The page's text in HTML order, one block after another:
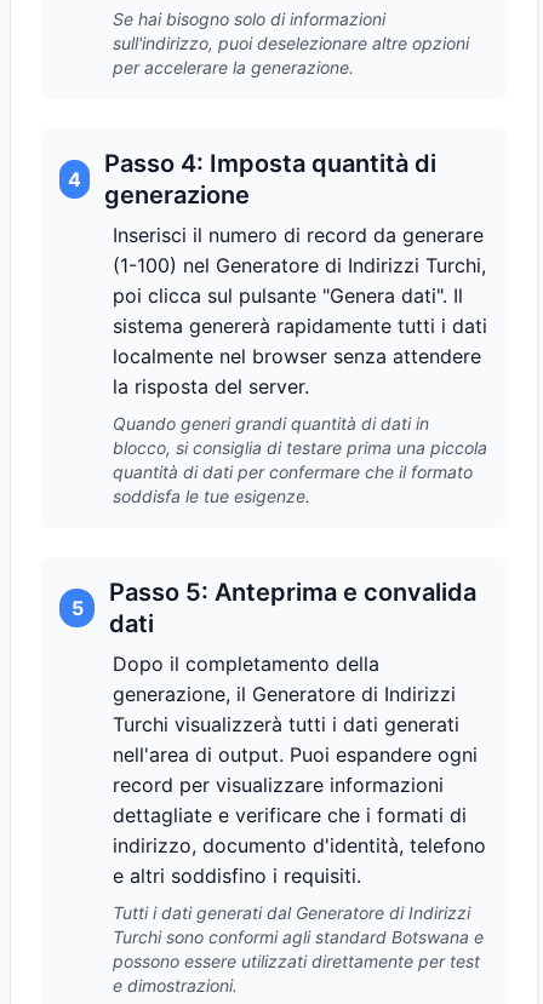
Se hai bisogno solo di informazioni
sull'indirizzo, puoi deselezionare altre opzioni
per accelerare la generazione.
4
Passo 4: Imposta quantità di
generazione
Inserisci il numero di record da generare
(1-100) nel Generatore di Indirizzi Turchi,
poi clicca sul pulsante "Genera dati". Il
sistema genererà rapidamente tutti i dati
localmente nel browser senza attendere
la risposta del server.
Quando generi grandi quantità di dati in
blocco, si consiglia di testare prima una piccola
quantità di dati per confermare che il formato
soddisfa le tue esigenze.
5
Passo 5: Anteprima e convalida
dati
Dopo il completamento della
generazione, il Generatore di Indirizzi
Turchi visualizzerà tutti i dati generati
nell'area di output. Puoi espandere ogni
record per visualizzare informazioni
dettagliate e verificare che i formati di
indirizzo, documento d'identità, telefono
e altri soddisfino i requisiti.
Tutti i dati generati dal Generatore di Indirizzi
Turchi sono conformi agli standard Botswana e
possono essere utilizzati direttamente per test
e dimostrazioni.